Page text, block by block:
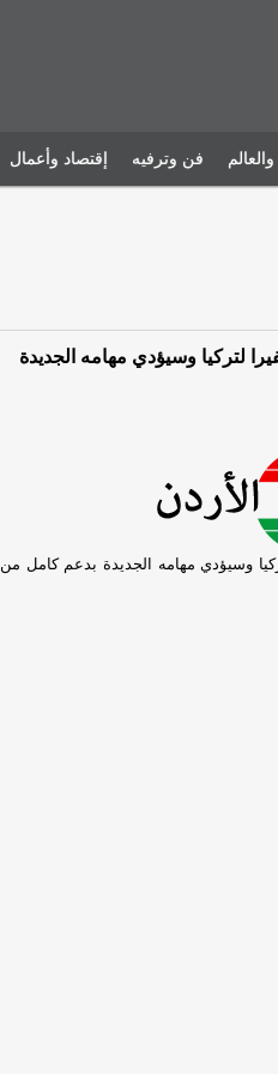
فن وترفيه إقتصاد وأعمال
لتركيا وسيؤدي مهامه الجديدة
وسيؤدي مهامه الجديدة بدعم كامل من